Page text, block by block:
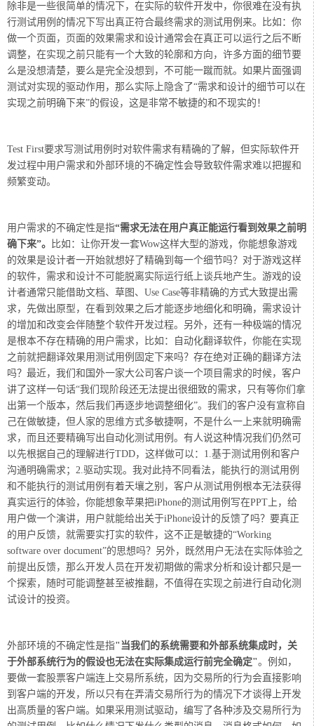
除非是一些很简单的情况下，在实际的软件开发中，你很难在没有执
行测试用例的情况下写出真正符合最终需求的测试用例来。比如：你
做一个页面，页面的效果需求和设计通常会在真正可以运行之后不断
调整，在实现之前只能有一个大致的轮廓和方向，许多方面的细节要
么是没想清楚，要么是完全没想到，不可能一蹴而就。如果片面强调
测试对实现的驱动作用，那么实际上隐含了“需求和设计的细节可以在
实现之前明确下来”的假设，这是非常不敏捷的和不现实的！
Test First要求写测试用例时对软件需求有精确的了解，但实际软件开
发过程中用户需求和外部环境的不确定性会导致软件需求难以把握和
频繁变动。
用户需求的不确定性是指“需求无法在用户真正能运行看到效果之前明
确下来”。
比如：让你开发一套Wow这样大型的游戏，你能想象游戏
的效果是设计者一开始就想好了精确到每一个细节吗？对于游戏这样
的软件，需求和设计不可能脱离实际运行纸上谈兵地产生。 游戏的设
计者通常只能借助文档、草图、Use Case等非精确的方式大致提出需
求，先做出原型，在看到效果之后才能逐步地细化和明确，需求设计
的增加和改变会伴随整个软件开发过程。另外，还有一种极端的情况
是根本不存在精确的用户需求，比如：自动化翻译软件，你能在实现
之前就把翻译效果用测试用例固定下来吗？存在绝对正确的翻译方法
吗？最近，我们和国外一家大公司客户谈一个项目需求的时候，客户
讲了这样一句话“我们现阶段还无法提出很细致的需求，只有等你们拿
出第一个版本，然后我们再逐步地调整细化”。我们的客户没有宣称自
己在做敏捷，但人家的思维方式多敏捷啊，不是什么一上来就明确需
求，而且还要精确写出自动化测试用例。有人说这种情况我们仍然可
以先根据自己的理解进行TDD，这样做可以：1.基于测试用例和客户
沟通明确需求；2.驱动实现。我对此持不同看法，能执行的测试用例
和不能执行的测试用例有着天壤之别，客户从测试用例根本无法获得
真实运行的体验，你能想象苹果把iPhone的测试用例写在PPT上，给
用户做一个演讲，用户就能给出关于iPhone设计的反馈了吗？要真正
的用户反馈，就需要实打实的软件，这不正是敏捷的“Working
software over document”的思想吗？另外，既然用户无法在实际体验之
前提出反馈，那么开发人员在开发初期做的需求分析和设计都只是一
个探索，随时可能调整甚至被推翻，不值得在实现之前进行自动化测
试设计的投资。
外部环境的不确定性是指"当我们的系统需要和外部系统集成时，关
于外部系统行为的假设也无法在实际集成运行前完全确定"。例如，
要做一套股票客户端连上交易所系统，因为交易所的行为会直接影响
到客户端的开发，所以只有在弄清交易所行为的情况下才谈得上开发
出高质量的客户端。如果采用测试驱动，编写了各种涉及交易所行为